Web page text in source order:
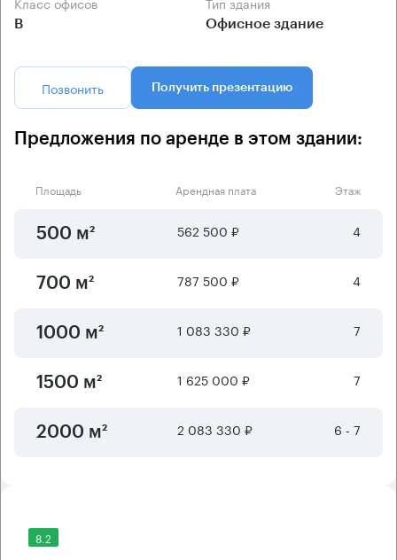
B Офисное здание
Позвонить Получить презентацию
Предложения по аренде в этом здании:
Площадь Арендная плата Этаж
500 м² 562 500 ₽ 4
700 м² 787 500 ₽ 4
1000 м² 1 083 330 ₽ 7
1500 м² 1 625 000 ₽ 7
2000 м² 2 083 330 ₽ 6 - 7
8.2